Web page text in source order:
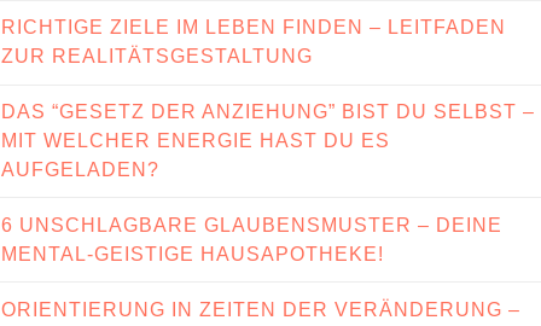
RICHTIGE ZIELE IM LEBEN FINDEN – LEITFADEN
ZUR REALITÄTSGESTALTUNG
DAS “GESETZ DER ANZIEHUNG” BIST DU SELBST –
MIT WELCHER ENERGIE HAST DU ES
AUFGELADEN?
6 UNSCHLAGBARE GLAUBENSMUSTER – DEINE
MENTAL-GEISTIGE HAUSAPOTHEKE!
ORIENTIERUNG IN ZEITEN DER VERÄNDERUNG –